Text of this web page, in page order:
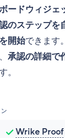
ードウィジェ
のステップを
開始できます
承認の詳細で
。
Wrike Proof